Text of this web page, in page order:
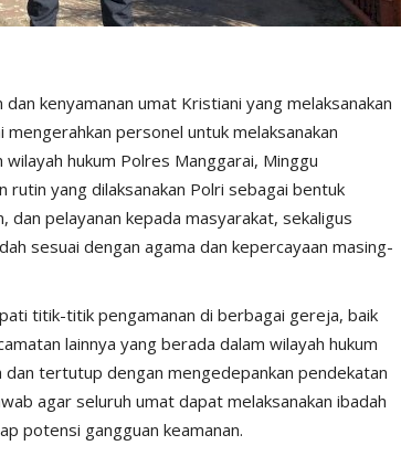
kenyamanan umat Kristiani yang melaksanakan
personel untuk melaksanakan
hukum Polres Manggarai, Minggu
yang dilaksanakan Polri sebagai bentuk
pelayanan kepada masyarakat, sekaligus
sesuai dengan agama dan kepercayaan masing-
titik-titik pengamanan di berbagai gereja, baik
lainnya yang berada dalam wilayah hukum
tertutup dengan mengedepankan pendekatan
agar seluruh umat dapat melaksanakan ibadah
potensi gangguan keamanan.